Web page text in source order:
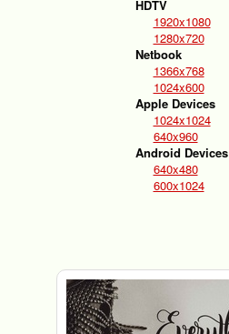
HDTV
1920x1080
1280x720
Netbook
1366x768
1024x600
Apple Devices
1024x1024
640x960
Android Devices
640x480
600x1024